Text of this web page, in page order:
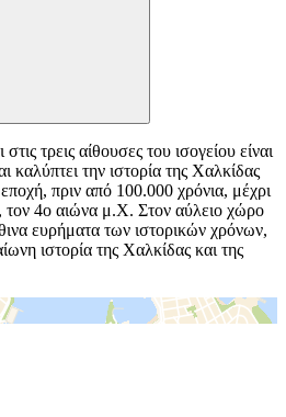
τρεις αίθουσες του ισογείου είναι
καλύπτει την ιστορία της Χαλκίδας
πριν από 100.000 χρόνια, μέχρι
4ο αιώνα μ.Χ. Στον αύλειο χώρο
ευρήματα των ιστορικών χρόνων,
ιστορία της Χαλκίδας και της